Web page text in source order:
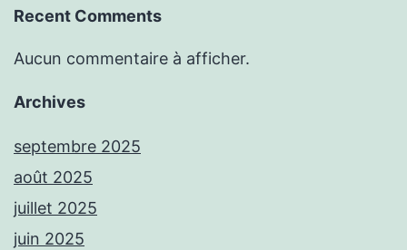
Recent Comments
Aucun commentaire à afficher.
Archives
septembre 2025
août 2025
juillet 2025
juin 2025